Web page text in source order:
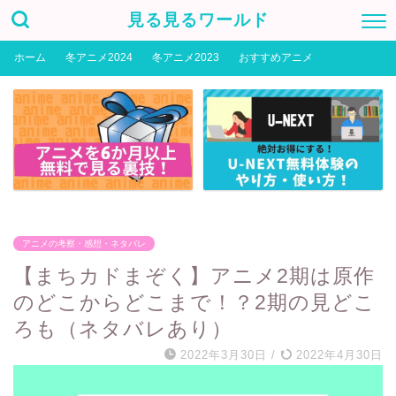
見る見るワールド
ホーム 冬アニメ2024 冬アニメ2023 おすすめアニメ
アニメの考察・感想・ネタバレ
【まちカドまぞく】アニメ2期は原作
のどこからどこまで！？2期の見どこ
ろも（ネタバレあり）
2022年3月30日 / 2022年4月30日